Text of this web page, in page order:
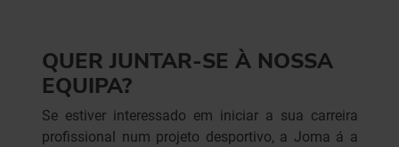
QUER JUNTAR-SE À NOSSA
EQUIPA?
Se estiver interessado em iniciar a sua carreira
profissional num projeto desportivo, a Joma á a